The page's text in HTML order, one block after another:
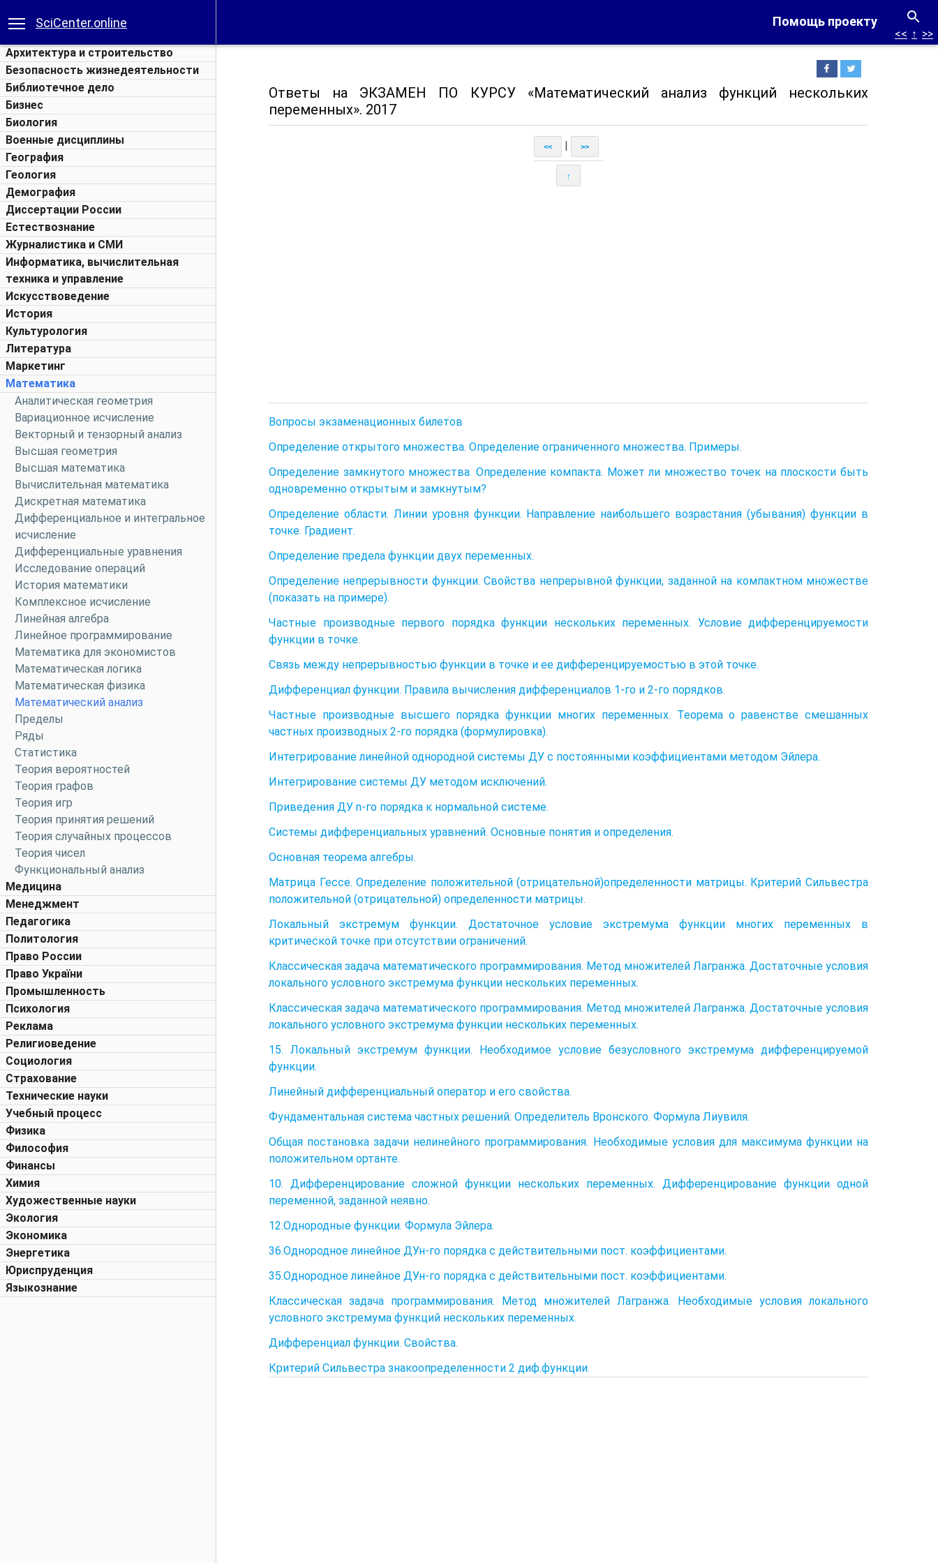
Помощь проекту
SciCenter.online
Архитектура и строительство
Безопасность жизнедеятельности
Библиотечное дело
Бизнес
Биология
Военные дисциплины
География
Геология
Демография
Диссертации России
Естествознание
Журналистика и СМИ
Информатика, вычислительная
техника и управление
Искусствоведение
История
Культурология
Литература
Маркетинг
Математика
Аналитическая геометрия
Вариационное исчисление
Векторный и тензорный анализ
Высшая геометрия
Высшая математика
Вычислительная математика
Дискретная математика
Дифференциальное и интегральное
исчисление
Дифференциальные уравнения
Исследование операций
История математики
Комплексное исчисление
Линейная алгебра
Линейное программирование
Математика для экономистов
Математическая логика
Математическая физика
Математический анализ
Пределы
Ряды
Статистика
Теория вероятностей
Теория графов
Теория игр
Теория принятия решений
Теория случайных процессов
Теория чисел
Функциональный анализ
Медицина
Менеджмент
Педагогика
Политология
Право России
Право України
Промышленность
Психология
Реклама
Религиоведение
Социология
Страхование
Технические науки
Учебный процесс
Физика
Философия
Финансы
Химия
Художественные науки
Экология
Экономика
Энергетика
Юриспруденция
Языкознание
<< ↑ >>
Ответы на ЭКЗАМЕН ПО КУРСУ «Математический анализ функций нескольких
переменных». 2017
<< >>
↑
Вопросы экзаменационных билетов
Определение открытого множества. Определение ограниченного множества. Примеры.
Определение замкнутого множества. Определение компакта. Может ли множество точек на плоскости быть
одновременно открытым и замкнутым?
Определение области. Линии уровня функции. Направление наибольшего возрастания (убывания) функции в
точке. Градиент.
Определение предела функции двух переменных.
Определение непрерывности функции. Свойства непрерывной функции, заданной на компактном множестве
(показать на примере).
Частные производные первого порядка функции нескольких переменных. Условие дифференцируемости
функции в точке.
Связь между непрерывностью функции в точке и ее дифференцируемостью в этой точке.
Дифференциал функции. Правила вычисления дифференциалов 1-го и 2-го порядков.
Частные производные высшего порядка функции многих переменных. Теорема о равенстве смешанных
частных производных 2-го порядка (формулировка).
Интегрирование линейной однородной системы ДУ с постоянными коэффициентами методом Эйлера.
Интегрирование системы ДУ методом исключений.
Приведения ДУ n-го порядка к нормальной системе.
Системы дифференциальных уравнений. Основные понятия и определения.
Основная теорема алгебры.
Матрица Гессе. Определение положительной (отрицательной)определенности матрицы. Критерий Сильвестра
положительной (отрицательной) определенности матрицы.
Локальный экстремум функции. Достаточное условие экстремума функции многих переменных в
критической точке при отсутствии ограничений.
Классическая задача математического программирования. Метод множителей Лагранжа. Достаточные условия
локального условного экстремума функции нескольких переменных.
Классическая задача математического программирования. Метод множителей Лагранжа. Достаточные условия
локального условного экстремума функции нескольких переменных.
15. Локальный экстремум функции. Необходимое условие безусловного экстремума дифференцируемой
функции.
Линейный дифференциальный оператор и его свойства.
Фундаментальная система частных решений. Определитель Вронского. Формула Лиувиля.
Общая постановка задачи нелинейного программирования. Необходимые условия для максимума функции на
положительном ортанте.
10. Дифференцирование сложной функции нескольких переменных. Дифференцирование функции одной
переменной, заданной неявно.
12.Однородные функции. Формула Эйлера.
36.Однородное линейное ДУн-го порядка с действительными пост. коэффициентами.
35.Однородное линейное ДУн-го порядка с действительными пост. коэффициентами.
Классическая задача программирования. Метод множителей Лагранжа. Необходимые условия локального
условного экстремума функций нескольких переменных.
Дифференциал функции. Свойства.
Критерий Сильвестра знакоопределенности 2 диф.функции.